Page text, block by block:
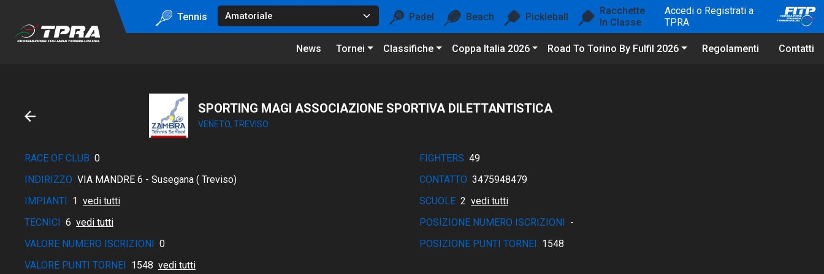
Tennis Padel Beach Pickleball
Racchette
In Classe
Accedi o Registrati a
TPRA
News Tornei Classifiche Coppa Italia 2026 Road To Torino By Fulfil 2026 Regolamenti Contatti
SPORTING MAGI ASSOCIAZIONE SPORTIVA DILETTANTISTICA
VENETO, TREVISO
RACE OF CLUB 0 FIGHTERS 49
INDIRIZZO VIA MANDRE 6 - Susegana ( Treviso) CONTATTO 3475948479
IMPIANTI 1 vedi tutti SCUOLE 2 vedi tutti
TECNICI 6 vedi tutti POSIZIONE NUMERO ISCRIZIONI -
VALORE NUMERO ISCRIZIONI 0 POSIZIONE PUNTI TORNEI 1548
VALORE PUNTI TORNEI 1548 vedi tutti